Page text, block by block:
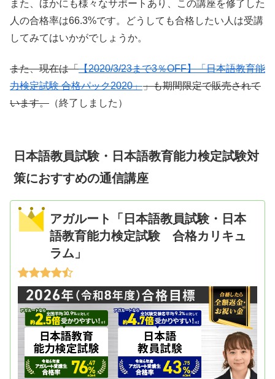
また、ほかにも様々なサポートあり、この講座を修了した
人の合格率は66.3%です。どうしても合格したい人は受講
してみてはいかがでしょうか。
また、現在は「【2020/3/23まで3％OFF】「日本語教育能
力検定試験 合格パック2020」」も期間限定で販売されて
います。 （終了しました）
日本語教員試験・日本語教育能力検定試験対
策におすすめの通信講座
アガルート「日本語教員試験・日本
語教育能力検定試験 合格カリキュ
ラム」